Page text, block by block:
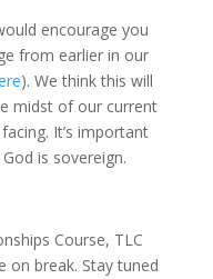
encourage you
from earlier in our
). We think this will
midst of our current
It’s important
is sovereign.
Course, TLC
on break. Stay tuned